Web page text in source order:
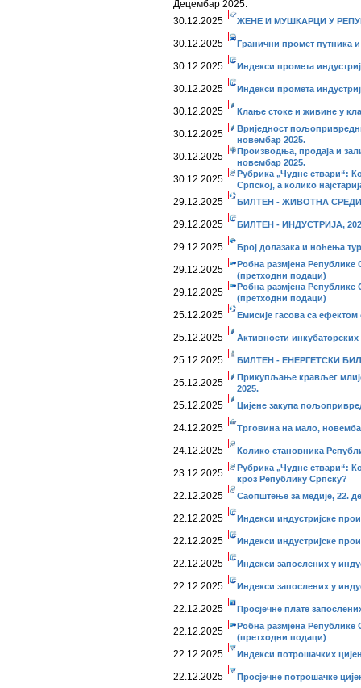
Децембар 2025.
30.12.2025
ЖЕНЕ И МУШКАРЦИ У
30.12.2025 Гранични промет путника и
30.12.2025 Индекси промета
30.12.2025 Индекси промета
30.12.2025 Клање стоке и живине у
30.12.2025
Вриједност
новембар 2025.
30.12.2025
Производња, продаја и
новембар 2025.
30.12.2025
Рубрика „Чудне ствари“:
Српској, а колико
29.12.2025 БИЛТЕН - ЖИВОТНА
29.12.2025 БИЛТЕН - ИНДУСТРИЈА,
29.12.2025 Број долазака и ноћења
29.12.2025
Робна размјена Републике
(претходни подаци)
29.12.2025
Робна размјена Републике
(претходни подаци)
25.12.2025 Емисије гасова са ефектом
25.12.2025 Активности
25.12.2025 БИЛТЕН - ЕНЕРГЕТСКИ
25.12.2025
Прикупљање крављег
2025.
25.12.2025 Цијене закупа
24.12.2025 Трговина на мало,
24.12.2025 Колико становника
23.12.2025
Рубрика „Чудне ствари“:
кроз Републику Српску?
22.12.2025 Саопштење за медије, 22.
22.12.2025 Индекси индустријске
22.12.2025 Индекси индустријске
22.12.2025 Индекси запослених у
22.12.2025 Индекси запослених у
22.12.2025 Просјечне плате
22.12.2025
Робна размјена Републике
(претходни подаци)
22.12.2025 Индекси потрошачких
22.12.2025 Просјечне потрошачке